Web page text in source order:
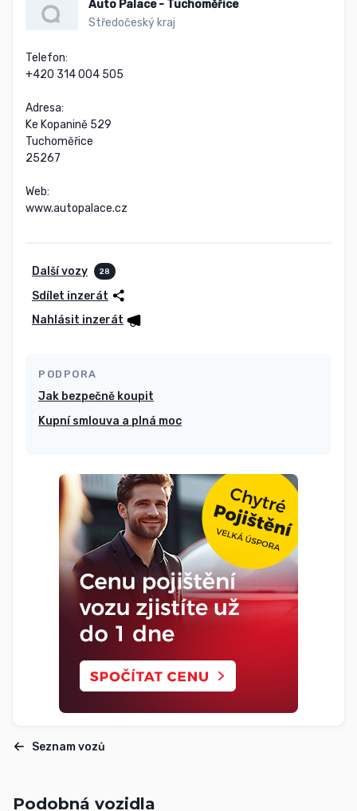
Auto Palace - Tuchoměřice
Středočeský kraj
Telefon:
+420 314 004 505
Adresa:
Ke Kopanině 529
Tuchoměřice
25267
Web:
www.autopalace.cz
Další vozy 28
Sdílet inzerát
Nahlásit inzerát
PODPORA
Jak bezpečně koupit
Kupní smlouva a plná moc
Seznam vozů
Podobná vozidla